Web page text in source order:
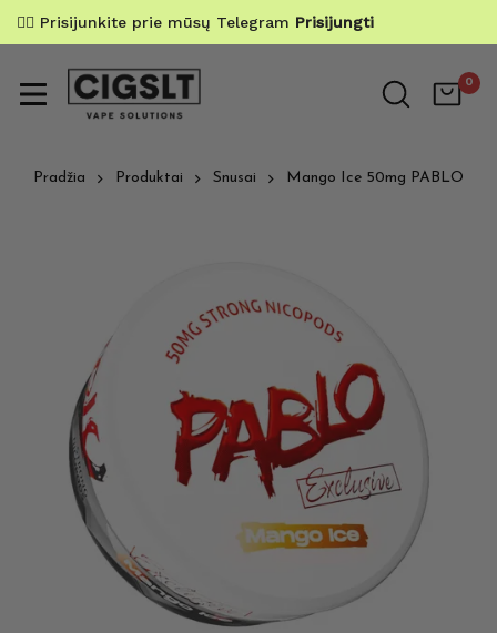
✌🏼 Prisijunkite prie mūsų Telegram Prisijungti
0
Pradžia Produktai Snusai Mango Ice 50mg PABLO